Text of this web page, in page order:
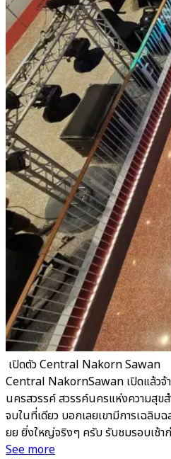
​ เปิดตัว Central Nakorn Sawan
Central NakornSawan เปิดแล้วจ้
นครสวรรค์ สวรรค์นครแห่งความสุ
จบในที่เดียว บอกเลยเขามีการเฉลิม
ยย ยิ่งใหญ่จริงๆ ครับ รับชมรอบเช้า
See more